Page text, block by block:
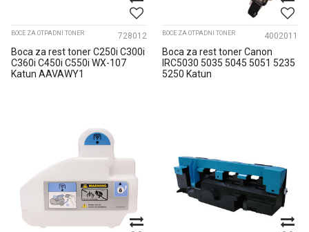
BOCE ZA OTPADNI TONER 728012
Boca za rest toner C250i C300i
C360i C450i C550i WX-107
Katun AAVAWY1
BOCE ZA OTPADNI TONER 4002011
Boca za rest toner Canon
IRC5030 5035 5045 5051 5235
5250 Katun